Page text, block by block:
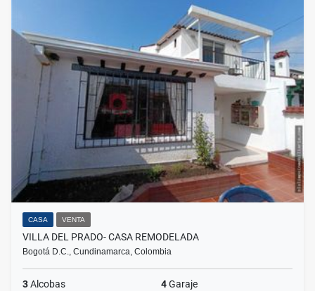
CASA VENTA
VILLA DEL PRADO- CASA REMODELADA
Bogotá D.C., Cundinamarca, Colombia
3Alcobas 4Garaje